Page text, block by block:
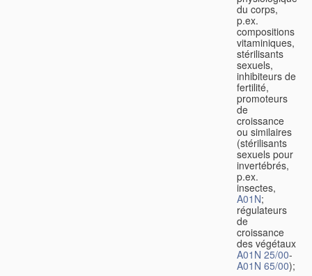
du corps,
p.ex.
compositions
vitaminiques,
stérilisants
sexuels,
inhibiteurs de
fertilité,
promoteurs
de
croissance
ou similaires
(stérilisants
sexuels pour
invertébrés,
p.ex.
insectes,
A01N;
régulateurs
de
croissance
des végétaux
A01N 25/00-
A01N 65/00);